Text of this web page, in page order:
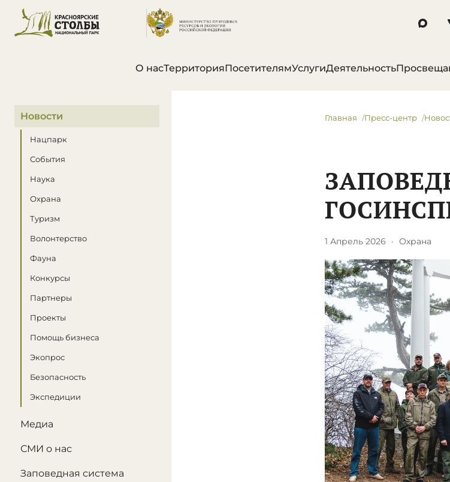
О насТерриторияПосетителямУслугиДеятельность
В этом разделе
Новости
Нацпарк
События
Наука
Охрана
Туризм
Волонтерство
Фауна
Конкурсы
Партнеры
Проекты
Помощь бизнеса
Экопрос
Безопасность
Экспедиции
Медиа
СМИ о нас
Заповедная система
Главная Пресс-центр
1 Апрель 2026 · Охрана